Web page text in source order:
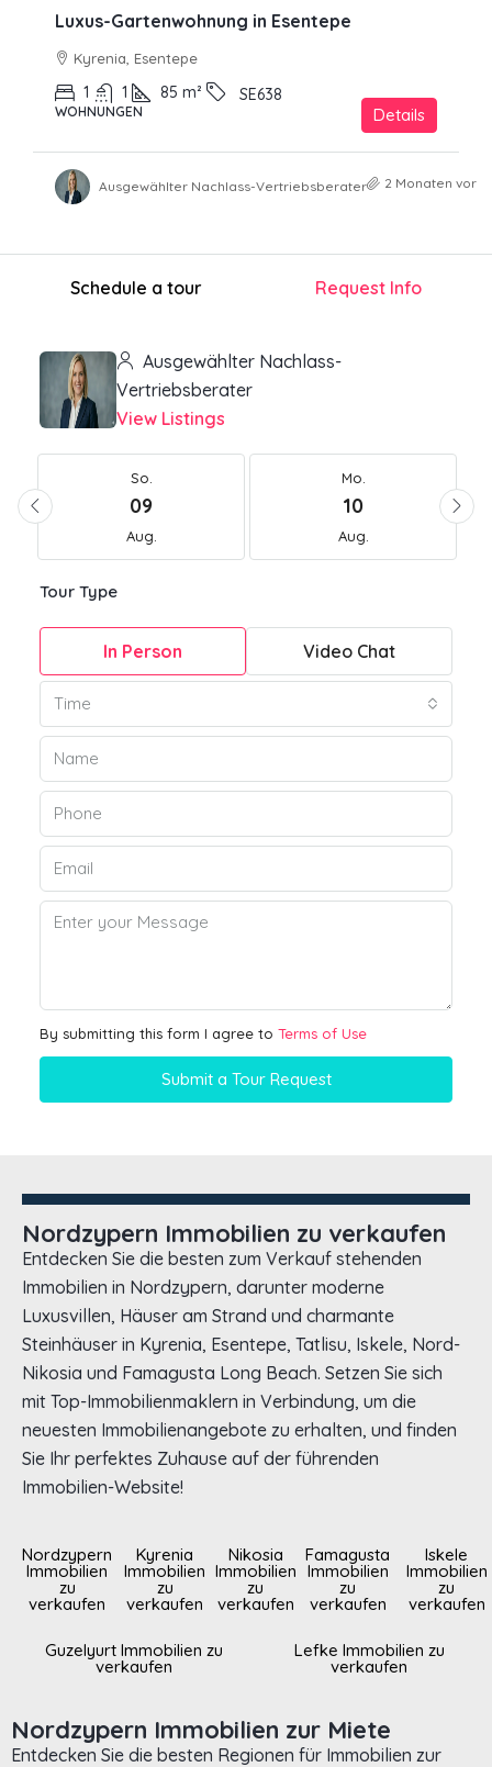
Luxus-Gartenwohnung in Esentepe
Kyrenia, Esentepe
1 1 85 m² SE638
WOHNUNGEN Details
Ausgewählter Nachlass-Vertriebsberater 2 Monaten vor
Schedule a tour Request Info
Ausgewählter Nachlass-
Vertriebsberater
View Listings
So.
09
Aug.
Mo.
10
Aug.
Tour Type
In Person Video Chat
Time
By submitting this form I agree to Terms of Use
Submit a Tour Request
Nordzypern Immobilien zu verkaufen
Entdecken Sie die besten zum Verkauf stehenden
Immobilien in Nordzypern, darunter moderne
Luxusvillen, Häuser am Strand und charmante
Steinhäuser in Kyrenia, Esentepe, Tatlisu, Iskele, Nord-
Nikosia und Famagusta Long Beach. Setzen Sie sich
mit Top-Immobilienmaklern in Verbindung, um die
neuesten Immobilienangebote zu erhalten, und finden
Sie Ihr perfektes Zuhause auf der führenden
Immobilien-Website!
Nordzypern
Immobilien
zu
verkaufen
Kyrenia
Immobilien
zu
verkaufen
Nikosia
Immobilien
zu
verkaufen
Famagusta
Immobilien
zu
verkaufen
Iskele
Immobilien
zu
verkaufen
Guzelyurt Immobilien zu
verkaufen
Lefke Immobilien zu
verkaufen
Nordzypern Immobilien zur Miete
Entdecken Sie die besten Regionen für Immobilien zur